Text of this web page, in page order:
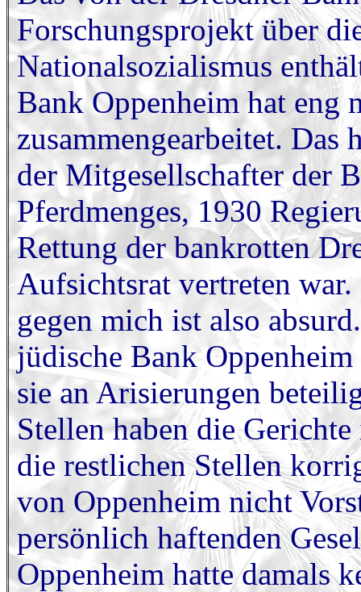
Forschungsprojekt über
Nationalsozialismus
Bank Oppenheim hat eng
zusammengearbeitet. Das
der Mitgesellschafter der
Pferdmenges, 1930
Rettung der bankrotten
Aufsichtsrat vertreten
gegen mich ist also
jüdische Bank
sie an Arisierungen
Stellen haben die
die restlichen Stellen
von Oppenheim nicht
persönlich haftenden
Oppenheim hatte damals